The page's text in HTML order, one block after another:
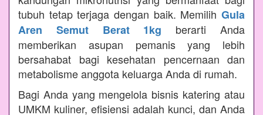
tubuh tetap terjaga dengan baik. Memilih Gula
Aren Semut Berat 1kg berarti Anda
memberikan asupan pemanis yang lebih
bersahabat bagi kesehatan pencernaan dan
metabolisme anggota keluarga Anda di rumah.
Bagi Anda yang mengelola bisnis katering atau
UMKM kuliner, efisiensi adalah kunci, dan Anda